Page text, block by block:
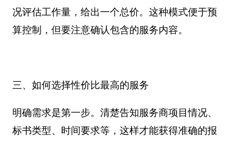
况评估工作量，给出一个总价。这种模式便于预
算控制，但要注意确认包含的服务内容。
三、如何选择性价比最高的服务
明确需求是第一步。清楚告知服务商项目情况、
标书类型、时间要求等，这样才能获得准确的报